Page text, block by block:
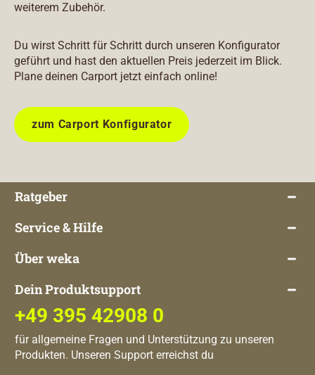
weiterem Zubehör.
Du wirst Schritt für Schritt durch unseren Konfigurator
geführt und hast den aktuellen Preis jederzeit im Blick.
Plane deinen Carport jetzt einfach online!
zum Carport Konfigurator
Ratgeber
Service & Hilfe
Über weka
Dein Produktsupport
+49 395 42908 0
für allgemeine Fragen und Unterstützung zu unseren
Produkten. Unseren Support erreichst du